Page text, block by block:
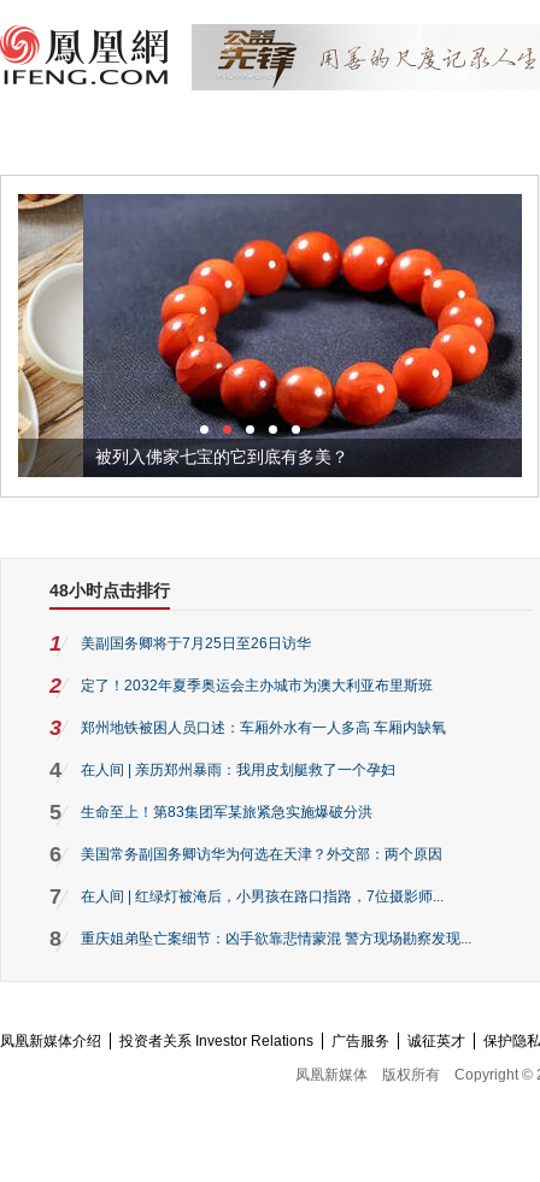
被列入佛家七宝的它到底有多美？
48小时点击排行
1 美副国务卿将于7月25日至26日访华
2 定了！2032年夏季奥运会主办城市为澳大利亚布里斯班
3 郑州地铁被困人员口述：车厢外水有一人多高 车厢内缺氧
4 在人间 | 亲历郑州暴雨：我用皮划艇救了一个孕妇
5 生命至上！第83集团军某旅紧急实施爆破分洪
6 美国常务副国务卿访华为何选在天津？外交部：两个原因
7 在人间 | 红绿灯被淹后，小男孩在路口指路，7位摄影师...
8 重庆姐弟坠亡案细节：凶手欲靠悲情蒙混 警方现场勘察发现...
凤凰新媒体介绍 投资者关系 Investor Relations 广告服务 诚征英才
保护隐
凤凰新媒体
版权所有 Copyright ©